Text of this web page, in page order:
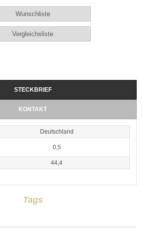
STECKBRIEF
KONTAKT
Deutschland
0,5
44,4
Tags